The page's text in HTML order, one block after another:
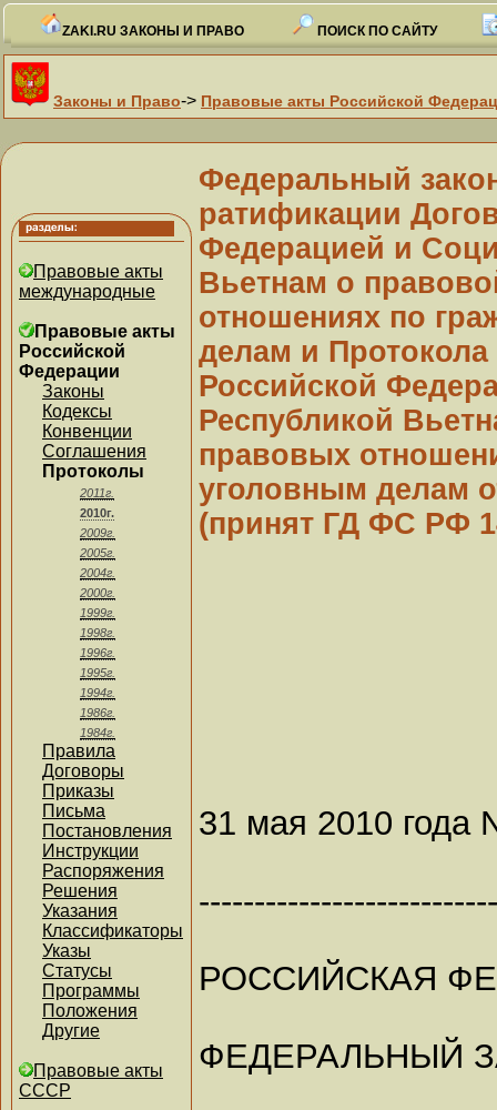
ZAKI.RU ЗАКОНЫ И ПРАВО ПОИСК ПО САЙТУ
Законы и Право-> Правовые акты Российской
Правовые акты
международные
Правовые акты
Российской
Федерации
Законы
Кодексы
Конвенции
Соглашения
Протоколы
2011г.
2010г.
2009г.
2005г.
2004г.
2000г.
1999г.
1998г.
1996г.
1995г.
1994г.
1986г.
1984г.
Правила
Договоры
Приказы
Письма
Постановления
Инструкции
Распоряжения
Решения
Указания
Классификаторы
Указы
Статусы
Программы
Положения
Другие
Правовые акты
СССР
Федеральный
ратификации
Федерацией и
Вьетнам о
отношениях по
делам и
Российской
Республикой
правовых
уголовным делам
(принят ГД ФС РФ
31 мая 2010 года
РОССИЙСКАЯ
ФЕДЕРАЛЬНЫЙ